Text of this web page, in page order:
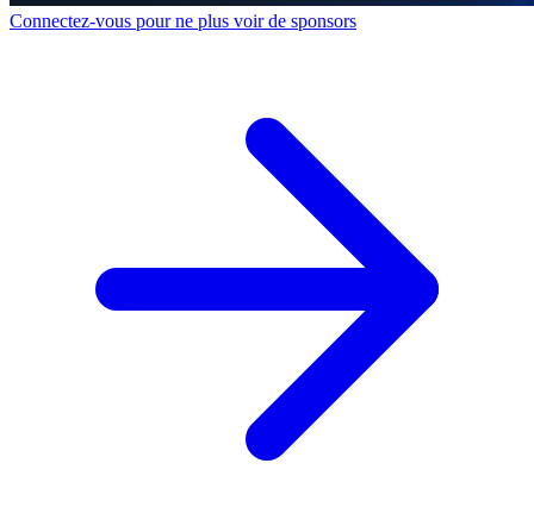
Connectez-vous pour ne plus voir de sponsors